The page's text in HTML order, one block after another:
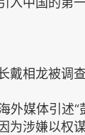
戴相龙被调查
外媒体引述“
为涉嫌以权